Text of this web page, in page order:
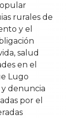
rurales de
y el
salud
en el
Lugo
denuncia
por el